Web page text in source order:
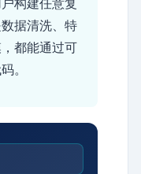
构建任意复
据清洗、特
都能通过可
。